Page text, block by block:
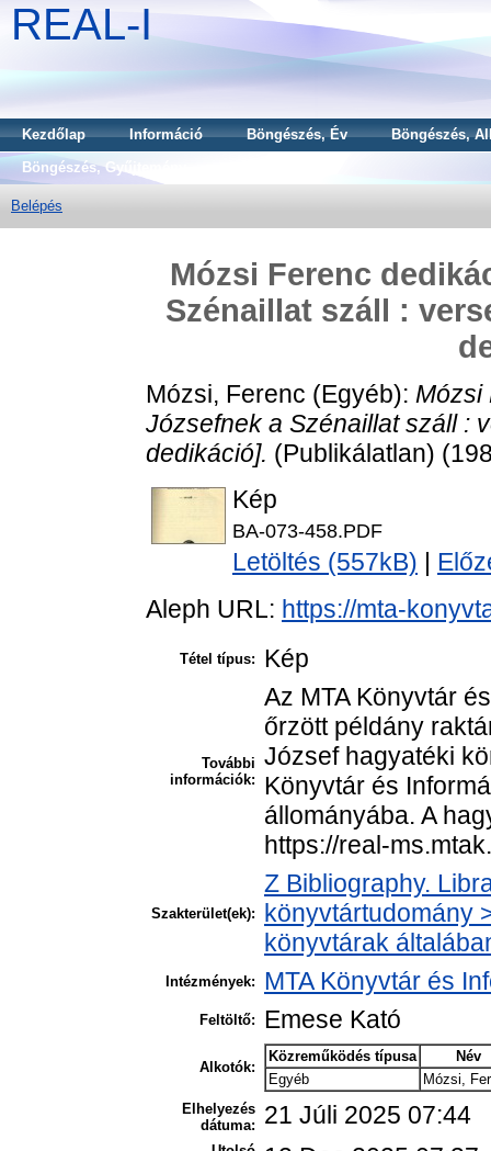
REAL-I
Kezdőlap Információ Böngészés, Év
Böngészés,
Böngészés, Gyűjtemény
Belépés
Mózsi Ferenc
Szénaillat száll :
Mózsi, Ferenc (Egyéb): Mózsi
Józsefnek a Szénaillat száll :
dedikáció]. (Publikálatlan)
Kép
BA-073-458.PDF
Letöltés (557kB)
Aleph URL: https://mta-
Tétel típus: Kép
További
információk:
Az MTA Könyvtár
őrzött példány
József hagyatéki
Könyvtár és
állományába. A
https://real-
Szakterület(ek):
Z Bibliography.
könyvtártudomány
könyvtárak
Intézmények: MTA Könyvtár és
Feltöltő: Emese Kató
Alkotók:
Közreműködés típusa
Név
Egyéb
Mózsi,
Elhelyezés
dátuma:
21 Júli 2025 07:44